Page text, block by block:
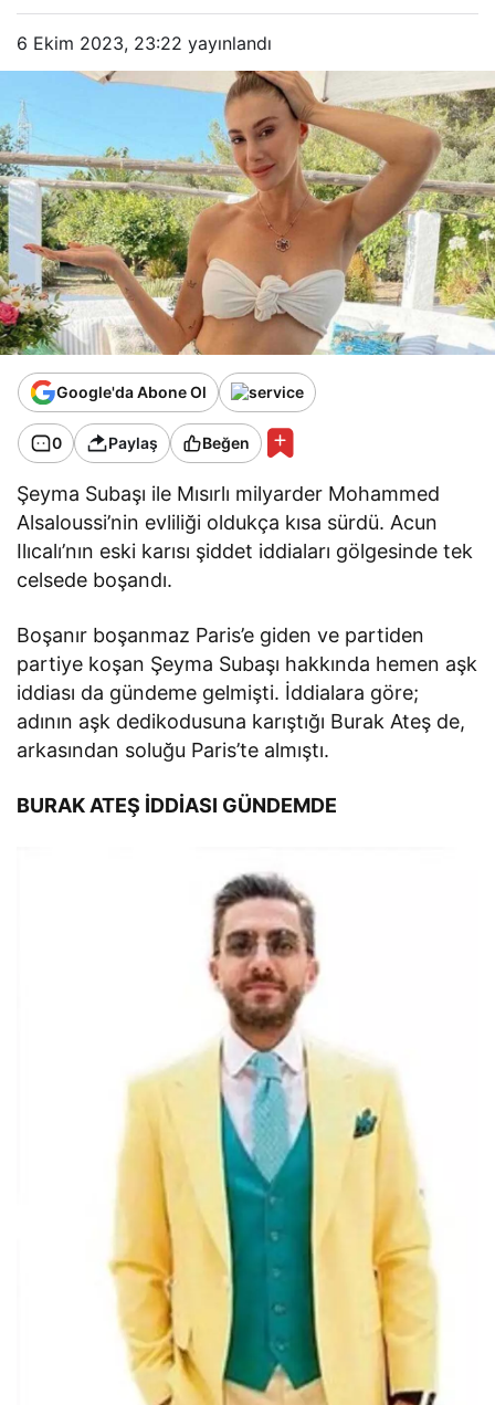
6 Ekim 2023, 23:22 yayınlandı
Google'da Abone Ol
0 Paylaş Beğen
Şeyma Subaşı ile Mısırlı milyarder Mohammed
Alsaloussi’nin evliliği oldukça kısa sürdü. Acun
Ilıcalı’nın eski karısı şiddet iddiaları gölgesinde tek
celsede boşandı.
Boşanır boşanmaz Paris’e giden ve partiden
partiye koşan Şeyma Subaşı hakkında hemen aşk
iddiası da gündeme gelmişti. İddialara göre;
adının aşk dedikodusuna karıştığı Burak Ateş de,
arkasından soluğu Paris’te almıştı.
BURAK ATEŞ İDDİASI GÜNDEMDE